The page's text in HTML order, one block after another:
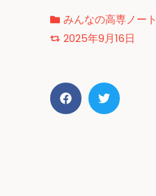
みんなの高専ノート
2025年9月16日